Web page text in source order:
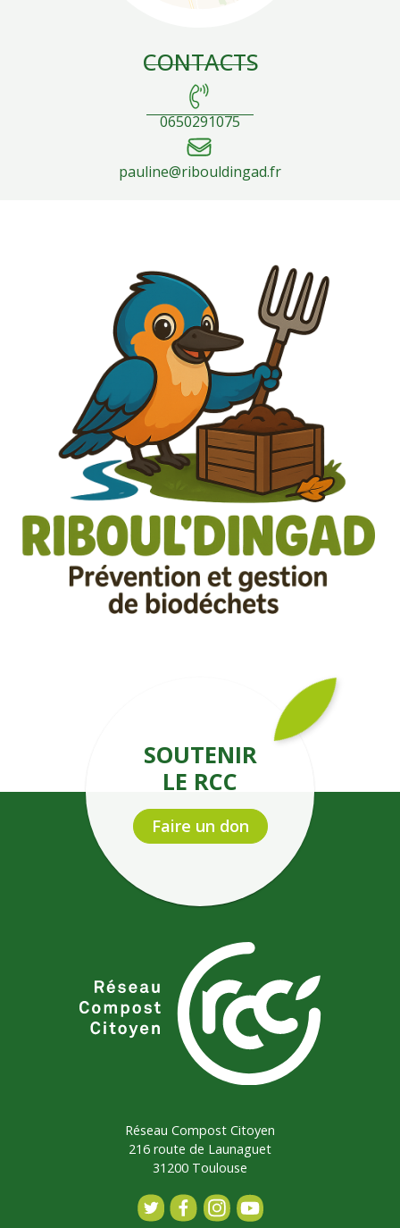
CONTACTS
0650291075
pauline@ribouldingad.fr
SOUTENIR
LE RCC
Faire un don
Réseau Compost Citoyen
216 route de Launaguet
31200 Toulouse